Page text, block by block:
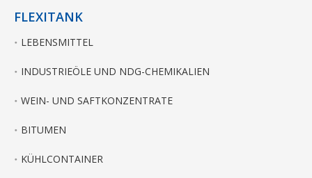
FLEXITANK
LEBENSMITTEL
INDUSTRIEÖLE UND NDG-CHEMIKALIEN
WEIN- UND SAFTKONZENTRATE
BITUMEN
KÜHLCONTAINER